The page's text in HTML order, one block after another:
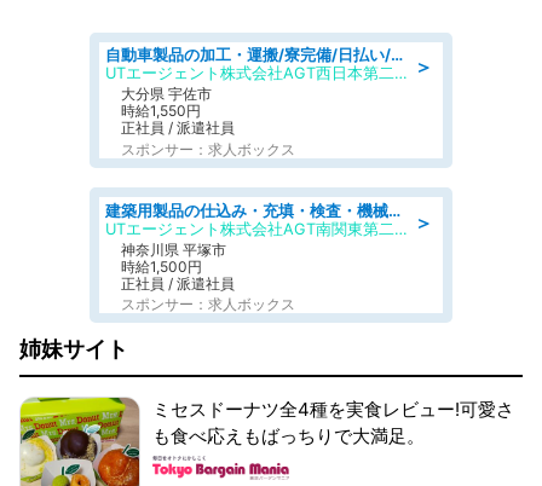
＞
自動車製品の加工・運搬/寮完備/日払い/工場・製造
UTエージェント株式会社AGT西日本第二CU
大分県 宇佐市
時給1,550円
正社員 / 派遣社員
スポンサー：求人ボックス
＞
建築用製品の仕込み・充填・検査・機械操作/寮完備/日払い/工場・製造
UTエージェント株式会社AGT南関東第二CU
神奈川県 平塚市
時給1,500円
正社員 / 派遣社員
スポンサー：求人ボックス
姉妹サイト
ミセスドーナツ全4種を実食レビュー!可愛さ
も食べ応えもばっちりで大満足。